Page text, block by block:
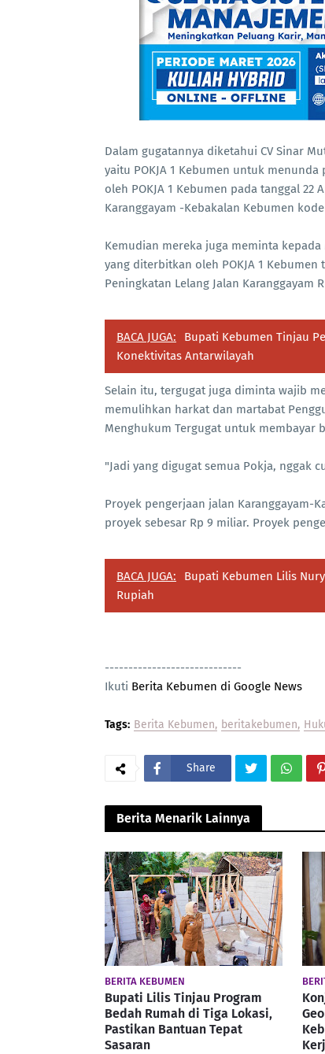
Dalam gugatannya diketahui CV Sinar
yaitu POKJA 1 Kebumen untuk
oleh POKJA 1 Kebumen pada tanggal 22
Karanggayam -Kebakalan Kebumen
Kemudian mereka juga meminta
yang diterbitkan oleh POKJA 1 Kebumen
Peningkatan Lelang Jalan Karanggayam
BACA JUGA:
Bupati Kebumen Tinjau
Konektivitas Antarwilayah
Selain itu, tergugat juga diminta wajib
memulihkan harkat dan martabat
Menghukum Tergugat untuk membayar
"Jadi yang digugat semua Pokja, nggak
Proyek pengerjaan jalan Karanggayam-
proyek sebesar Rp 9 miliar. Proyek
BACA JUGA:
Bupati Kebumen Lilis
Rupiah
-----------------------------
Ikuti Berita Kebumen di Google News
Tags: Berita Kebumen beritakebumen
Share
Berita Menarik Lainnya
BERITA KEBUMEN
Bupati Lilis Tinjau Program
Bedah Rumah di Tiga Lokasi,
Pastikan Bantuan Tepat
Sasaran